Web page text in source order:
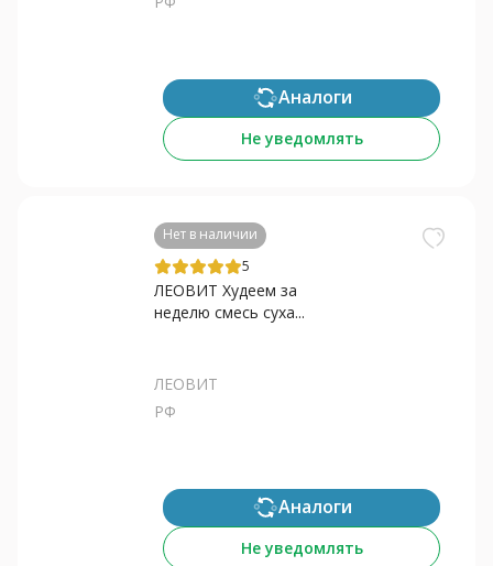
Аналоги
Не уведомлять
Нет в наличии
5
ЛЕОВИТ Худеем за
неделю смесь суха...
ЛЕОВИТ
РФ
Аналоги
Не уведомлять